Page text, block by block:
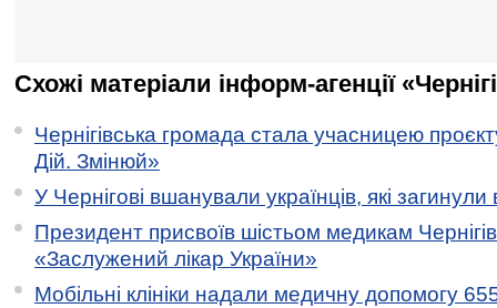
Схожі матеріали інформ-агенції
Чернігівська громада стала учасницею
Дій. Змінюй»
У Чернігові вшанували українців, які загинули
Президент присвоїв шістьом медикам
«Заслужений лікар України»
Мобільні клініки надали медичну допомогу